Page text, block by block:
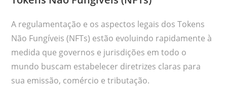
A regulamentação e os aspectos legais dos Tokens
Não Fungíveis (NFTs) estão evoluindo rapidamente à
medida que governos e jurisdições em todo o
mundo buscam estabelecer diretrizes claras para
sua emissão, comércio e tributação.